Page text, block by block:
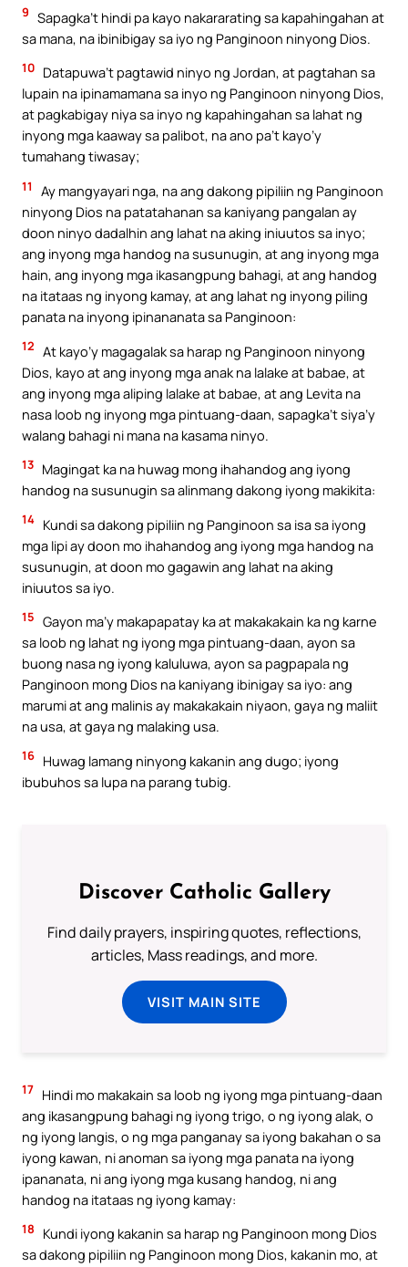
9 Sapagka’t hindi pa kayo nakararating sa kapahingahan at
sa mana, na ibinibigay sa iyo ng Panginoon ninyong Dios.
10 Datapuwa’t pagtawid ninyo ng Jordan, at pagtahan sa
lupain na ipinamamana sa inyo ng Panginoon ninyong Dios,
at pagkabigay niya sa inyo ng kapahingahan sa lahat ng
inyong mga kaaway sa palibot, na ano pa’t kayo’y
tumahang tiwasay;
11
Ay mangyayari nga, na ang dakong pipiliin ng Panginoon
ninyong Dios na patatahanan sa kaniyang pangalan ay
doon ninyo dadalhin ang lahat na aking iniuutos sa inyo;
ang inyong mga handog na susunugin, at ang inyong mga
hain, ang inyong mga ikasangpung bahagi, at ang handog
na itataas ng inyong kamay, at ang lahat ng inyong piling
panata na inyong ipinananata sa Panginoon:
12 At kayo’y magagalak sa harap ng Panginoon ninyong
Dios, kayo at ang inyong mga anak na lalake at babae, at
ang inyong mga aliping lalake at babae, at ang Levita na
nasa loob ng inyong mga pintuang-daan, sapagka’t siya’y
walang bahagi ni mana na kasama ninyo.
13 Magingat ka na huwag mong ihahandog ang iyong
handog na susunugin sa alinmang dakong iyong makikita:
14 Kundi sa dakong pipiliin ng Panginoon sa isa sa iyong
mga lipi ay doon mo ihahandog ang iyong mga handog na
susunugin, at doon mo gagawin ang lahat na aking
iniuutos sa iyo.
15 Gayon ma’y makapapatay ka at makakakain ka ng karne
sa loob ng lahat ng iyong mga pintuang-daan, ayon sa
buong nasa ng iyong kaluluwa, ayon sa pagpapala ng
Panginoon mong Dios na kaniyang ibinigay sa iyo: ang
marumi at ang malinis ay makakakain niyaon, gaya ng maliit
na usa, at gaya ng malaking usa.
16 Huwag lamang ninyong kakanin ang dugo; iyong
ibubuhos sa lupa na parang tubig.
Discover Catholic Gallery
Find daily prayers, inspiring quotes, reflections,
articles, Mass readings, and more.
VISIT MAIN SITE
17 Hindi mo makakain sa loob ng iyong mga pintuang-daan
ang ikasangpung bahagi ng iyong trigo, o ng iyong alak, o
ng iyong langis, o ng mga panganay sa iyong bakahan o sa
iyong kawan, ni anoman sa iyong mga panata na iyong
ipananata, ni ang iyong mga kusang handog, ni ang
handog na itataas ng iyong kamay:
18
Kundi iyong kakanin sa harap ng Panginoon mong Dios
sa dakong pipiliin ng Panginoon mong Dios, kakanin mo, at